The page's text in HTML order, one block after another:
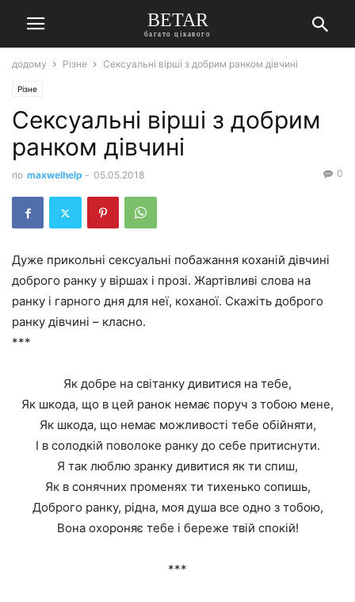
BETAR
багато цікавого
додому Різне Сексуальні вірші з добрим ранком дівчині
Різне
Сексуальні вірші з добрим
ранком дівчині
по maxwelhelp - 05.05.2018 0
Дуже прикольні сексуальні побажання коханій дівчині
доброго ранку у віршах і прозі. Жартівливі слова на
ранку і гарного дня для неї, коханої. Скажіть доброго
ранку дівчині – класно.
***
Як добре на світанку дивитися на тебе,
Як шкода, що в цей ранок немає поруч з тобою мене,
Як шкода, що немає можливості тебе обійняти,
І в солодкій поволоке ранку до себе притиснути.
Я так люблю зранку дивитися як ти спиш,
Як в сонячних променях ти тихенько сопишь,
Доброго ранку, рідна, моя душа все одно з тобою,
Вона охороняє тебе і береже твій спокій!
***